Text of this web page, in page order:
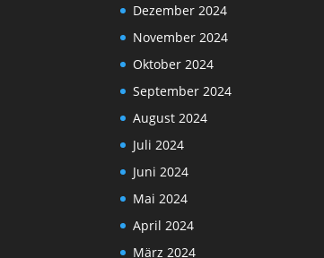
Dezember 2024
November 2024
Oktober 2024
September 2024
August 2024
Juli 2024
Juni 2024
Mai 2024
April 2024
März 2024